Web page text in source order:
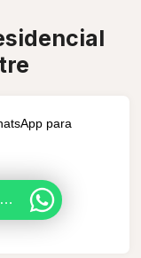
para
¡Hola! ¿como podemos ayudarte?